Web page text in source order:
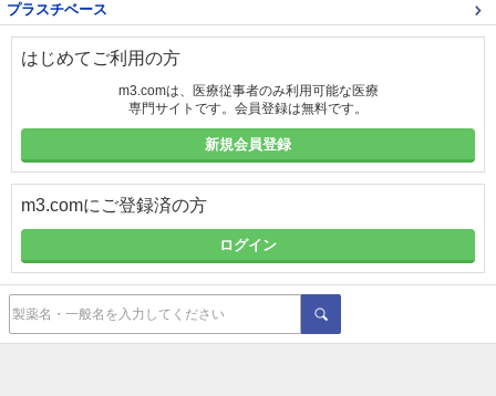
プラスチベース
はじめてご利用の方
m3.comは、医療従事者のみ利用可能な医療
専門サイトです。会員登録は無料です。
新規会員登録
m3.comにご登録済の方
ログイン